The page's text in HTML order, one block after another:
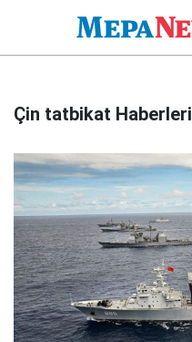
Çin tatbikat Haberleri